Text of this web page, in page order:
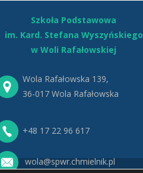
Szkoła Podstawowa
im. Kard. Stefana Wyszyńskiego
w Woli Rafałowskiej
Wola Rafałowska 139,
36-017 Wola Rafałowska
+48 17 22 96 617
wola@spwr.chmielnik.pl